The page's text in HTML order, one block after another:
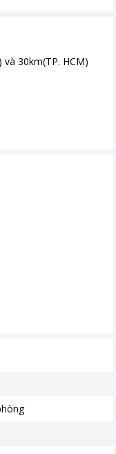
30km(TP. HCM)